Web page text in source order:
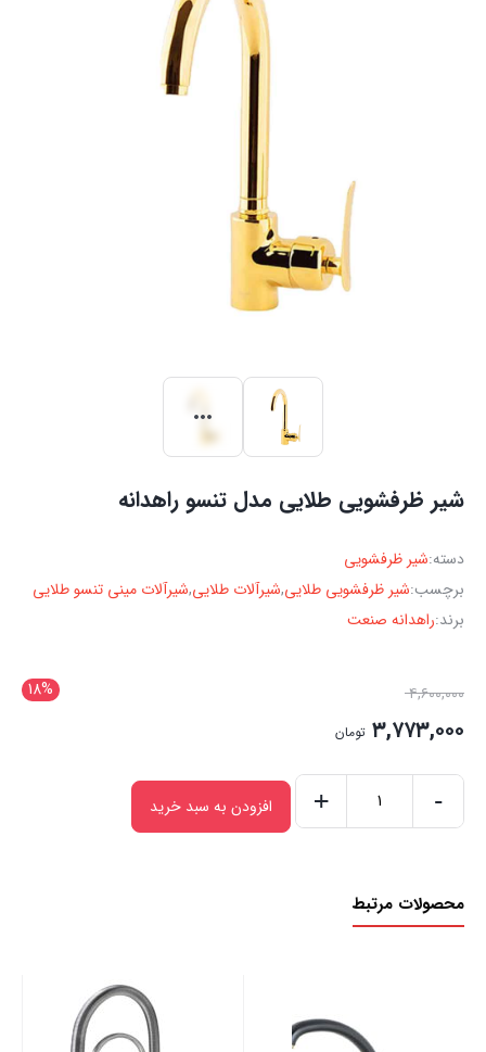
شیر ظرفشویی طلایی مدل تنسو راهدانه
دسته:شیر ظرفشویی
برچسب:شیر ظرفشویی طلایی,شیرآلات طلایی,شیرآلات مینی تنسو طلایی
برند:راهدانه صنعت
18% ۴,۶۰۰,۰۰۰
۳,۷۷۳,۰۰۰ تومان
-
+ افزودن به سبد خرید
محصولات مرتبط